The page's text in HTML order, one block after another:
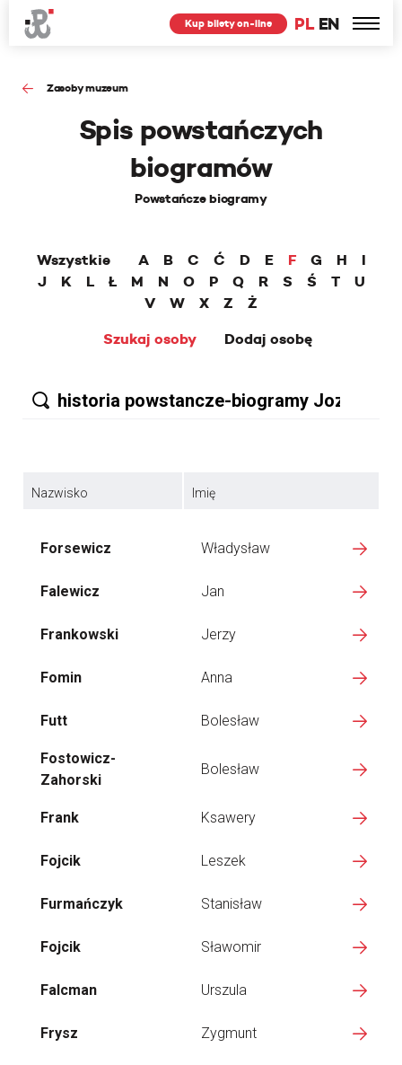
PL EN
Kup bilety on-line
Zasoby muzeum
Spis powstańczych
biogramów
Powstańcze biogramy
Wszystkie A B C Ć D E F G H
I
J
K L Ł M N O P Q R S Ś T
U
V
W X Z
Ż
Szukaj osoby
Dodaj osobę
Nazwisko Imię
Forsewicz Władysław
Falewicz Jan
Frankowski Jerzy
Fomin Anna
Futt Bolesław
Fostowicz-
Zahorski
Bolesław
Frank Ksawery
Fojcik Leszek
Furmańczyk Stanisław
Fojcik Sławomir
Falcman Urszula
Frysz Zygmunt